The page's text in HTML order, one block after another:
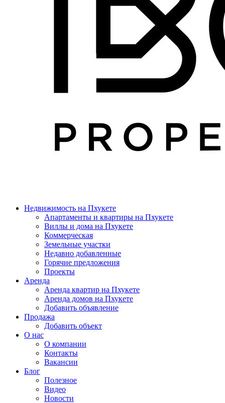
Недвижимость на Пхукете
Апартаменты и квартиры на Пхукете
Виллы и дома на Пхукете
Коммерческая
Земельные участки
Недавно добавленные
Горячие предложения
Проекты
Аренда
Аренда квартир на Пхукете
Аренда домов на Пхукете
Добавить объявление
Продажа
Добавить объект
О нас
О компании
Контакты
Вакансии
Блог
Полезное
Видео
Новости